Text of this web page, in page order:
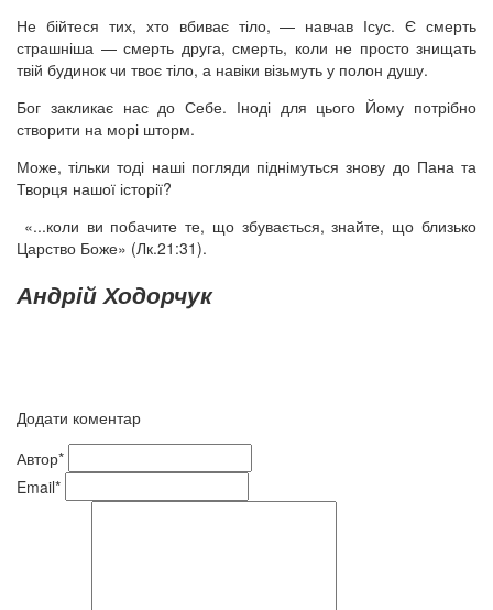
Не бійтеся тих, хто вбиває тіло, — навчав Ісус. Є смерть
страшніша — смерть друга, смерть, коли не просто знищать
твій будинок чи твоє тіло, а навіки візьмуть у полон душу.
Бог закликає нас до Себе. Іноді для цього Йому потрібно
створити на морі шторм.
Може, тільки тоді наші погляди піднімуться знову до Пана та
Творця нашої історії?
«...коли ви побачите те, що збувається, знайте, що близько
Царство Боже» (Лк.21:31).
Андрій Ходорчук
Додати коментар
Автор*
Email*